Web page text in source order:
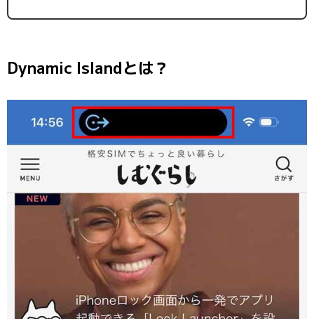
Dynamic Islandとは？